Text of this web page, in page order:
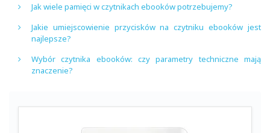
Jak wiele pamięci w czytnikach ebooków potrzebujemy?
Jakie umiejscowienie przycisków na czytniku ebooków jest
najlepsze?
Wybór czytnika ebooków: czy parametry techniczne mają
znaczenie?